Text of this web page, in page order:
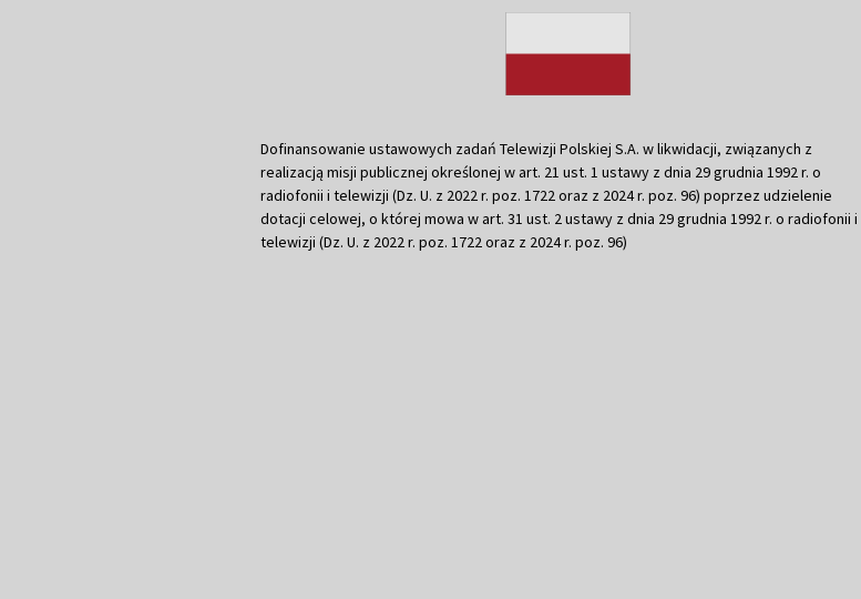
Dofinansowanie ustawowych zadań Telewizji Polskiej S.A. w likwidacji, związanych z
realizacją misji publicznej określonej w art. 21 ust. 1 ustawy z dnia 29 grudnia 1992 r. o
radiofonii i telewizji (Dz. U. z 2022 r. poz. 1722 oraz z 2024 r. poz. 96) poprzez udzielenie
dotacji celowej, o której mowa w art. 31 ust. 2 ustawy z dnia 29 grudnia 1992 r. o radiofonii i
telewizji (Dz. U. z 2022 r. poz. 1722 oraz z 2024 r. poz. 96)